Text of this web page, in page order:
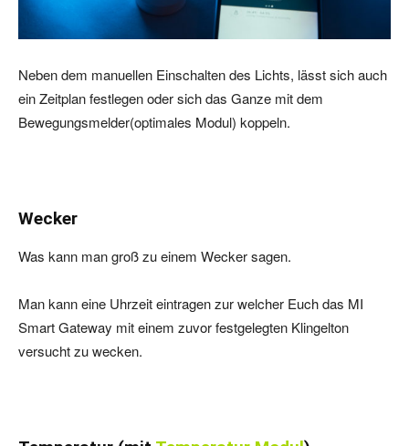
Neben dem manuellen Einschalten des Lichts, lässt sich auch
ein Zeitplan festlegen oder sich das Ganze mit dem
Bewegungsmelder(optimales Modul) koppeln.
Wecker
Was kann man groß zu einem Wecker sagen.
Man kann eine Uhrzeit eintragen zur welcher Euch das MI
Smart Gateway mit einem zuvor festgelegten Klingelton
versucht zu wecken.